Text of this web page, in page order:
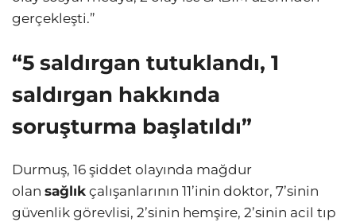
gerçekleşti.”
“5 saldırgan tutuklandı, 1
saldırgan hakkında
soruşturma başlatıldı”
Durmuş, 16 şiddet olayında mağdur
olan sağlık çalışanlarının 11’inin doktor, 7’sinin
güvenlik görevlisi, 2’sinin hemşire, 2’sinin acil tıp